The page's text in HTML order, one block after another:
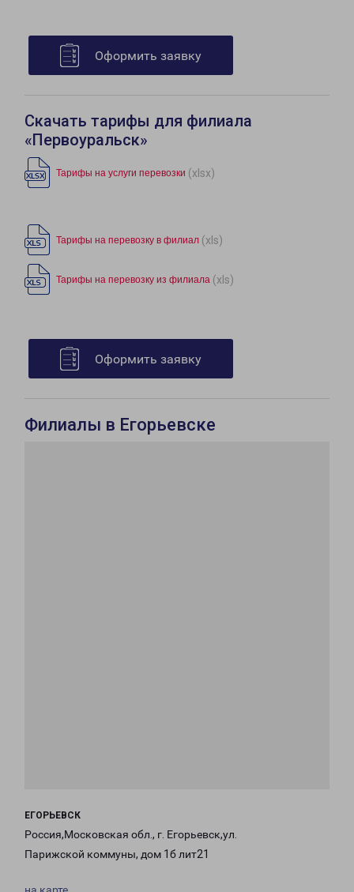
Оформить заявку
Скачать тарифы для филиала
«Первоуральск»
Тарифы на услуги перевозки (xlsx)
Тарифы на перевозку в филиал (xls)
Тарифы на перевозку из филиала (xls)
Оформить заявку
Филиалы в Егорьевске
ЕГОРЬЕВСК
Россия,Московская обл., г. Егорьевск,ул.
Парижской коммуны, дом 1б лит21